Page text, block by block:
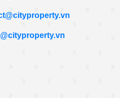
full nội thất giá tốt –
tầng cao view thoáng –
2pn full nội thất –